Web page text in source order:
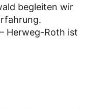
begleiten wir
Herweg-Roth ist